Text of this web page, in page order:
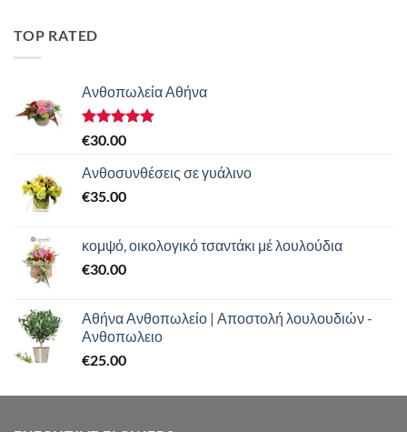
TOP RATED
Ανθοπωλεία Αθήνα
Βαθμολογήθηκε
από 5
€30.00
Ανθοσυνθέσεις σε γυάλινο
€35.00
κομψό, οικολογικό τσαντάκι μέ λουλούδια
€30.00
Αθήνα Ανθοπωλείο | Αποστολή λουλουδιών -
Ανθοπωλειο
€25.00